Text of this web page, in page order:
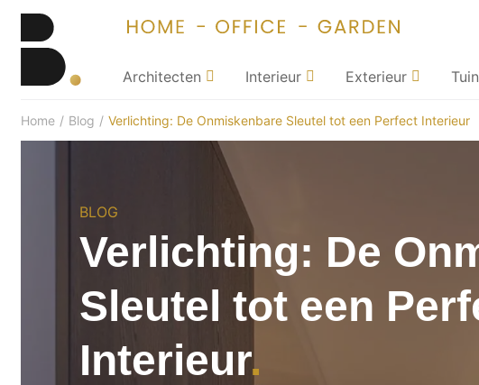
Architecten Interieur Exterieur Tuin
Home / Blog / Verlichting: De Onmiskenbare Sleutel tot een Perfect Interieur
BLOG
Verlichting: De
Sleutel tot een
Interieur